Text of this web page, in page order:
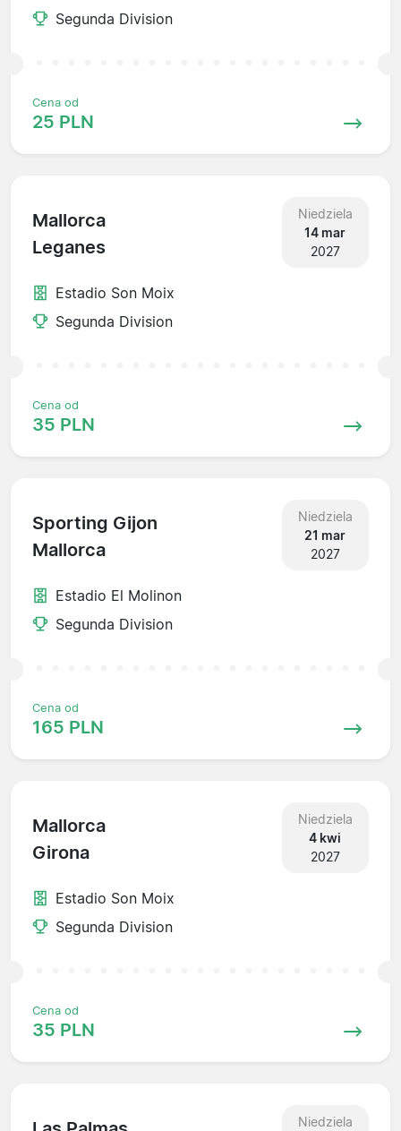
Segunda Division
Cena od
25 PLN
Mallorca
Leganes
Niedziela
14 mar
2027
Estadio Son Moix
Segunda Division
Cena od
35 PLN
Sporting Gijon
Mallorca
Niedziela
21 mar
2027
Estadio El Molinon
Segunda Division
Cena od
165 PLN
Mallorca
Girona
Niedziela
4 kwi
2027
Estadio Son Moix
Segunda Division
Cena od
35 PLN
Niedziela